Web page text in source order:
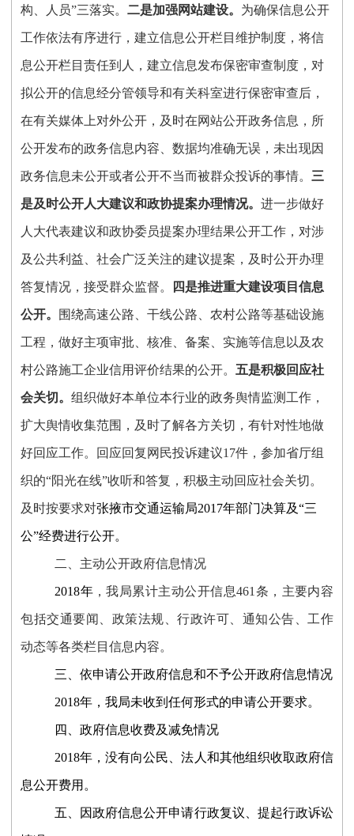
构、人员”三落实。二是加强网站建设。 为确保信息公开
工作依法有序进行，建立信息公开栏目维护制度，将信
息公开栏目责任到人 ，建立信息发布保密审查制度，对
拟公开的信息经分管领导和有关科室进行保密审查后，
在有关媒体上对外公开 ， 及时在网站公开政务信息，所
公开发布的政务信息内容、数据均准确无误，未出现因
政务信息未公开或者公开不当而被群众投诉的事情。 三
是及时公开人大建议和政协提案办理情况。进一步做好
人大代表建议和政协委员提案办理结果公开工作，对涉
及公共利益、社会广泛关注的建议提案，及时公开办理
答复情况，接受群众监督。 四是推进重大建设项目信息
公开。 围绕高速公路、干线公路、农村公路等基础设施
工程，做好主项审批、核准、备案、实施等信息以及农
村公路施工企业信用评价结果的公开。 五是积极回应社
会关切。组织做好本单位本行业的政务舆情监测工作，
扩大舆情收集范围，及时了解各方关切，有针对性地做
好回应工作。 回应回复网民投诉建议17件，参加省厅组
织的“阳光在线”收听和答复，积极主动回应社会关切。
及时按要求对张掖市交通运输局201 7年部门决算及“三
公”经费进行公开。
二 、主动公开政府信息情况
2018年 ，我局累计主动公开信息461 条， 主要内容
包括交通要闻、政策法规、行政许可、通知公告、工作
动态等各类栏目信息内容。
三 、依申请公开政府信息和不予公开政府信息情况
2018年，我局未收到任何形式的申请公开要求。
四 、政府信息收费及减免情况
2018年，没有向公民、法人和其他组织收取政府信
息公开费用。
五 、因政府信息公开申请行政复议、提起行政诉讼